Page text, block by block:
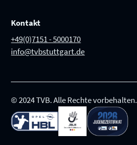
Kontakt
+49(0)7151 - 5000170
info@tvbstuttgart.de
© 2024 TVB. Alle Rechte vorbehalten.